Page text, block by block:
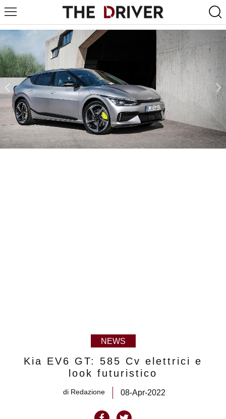
NEWS
Kia EV6 GT: 585 Cv elettrici e
look futuristico
di Redazione 08-Apr-2022